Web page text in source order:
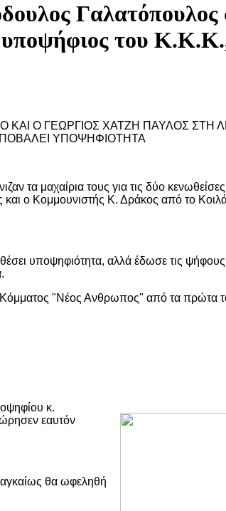
τoυ Κ.Κ.Κ.,
ΚΑΙ Ο ΓΕΩΡΓΙΟΣ ΧΑΤΖΗ ΠΑΥΛΟΣ
ΥΠΟΨΗΦΙΟΤΗΤΑ
τα μαχαίρια τους για τις δύο
ο Κομμουνιστής Κ. Δράκος από το
υποψηφιότητα, αλλά έδωσε τις ψήφους
"Νέος Ανθρωπος" από τα πρώτα
κ.
εαυτόν
θα ωφεληθή